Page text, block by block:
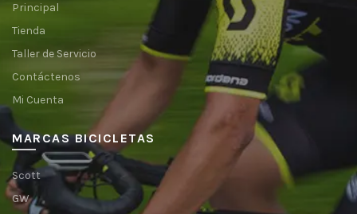
Principal
Tienda
Taller de Servicio
Contáctenos
Mi Cuenta
MARCAS BICICLETAS
Scott
GW